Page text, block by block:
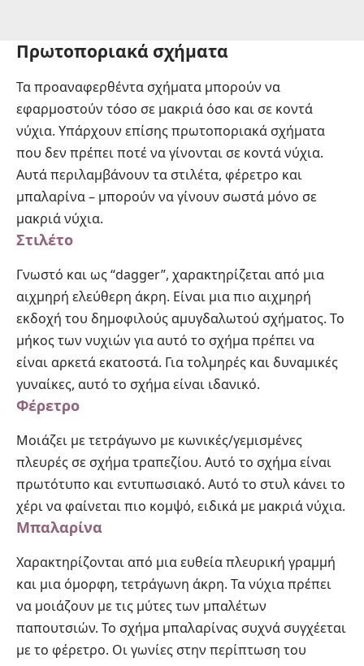
Πρωτοποριακά σχήματα
Τα προαναφερθέντα σχήματα μπορούν να
εφαρμοστούν τόσο σε μακριά όσο και σε κοντά
νύχια. Υπάρχουν επίσης πρωτοποριακά σχήματα
που δεν πρέπει ποτέ να γίνονται σε κοντά νύχια.
Αυτά περιλαμβάνουν τα στιλέτα, φέρετρο και
μπαλαρίνα – μπορούν να γίνουν σωστά μόνο σε
μακριά νύχια.
Στιλέτο
Γνωστό και ως “dagger”, χαρακτηρίζεται από μια
αιχμηρή ελεύθερη άκρη. Είναι μια πιο αιχμηρή
εκδοχή του δημοφιλούς αμυγδαλωτού σχήματος. Το
μήκος των νυχιών για αυτό το σχήμα πρέπει να
είναι αρκετά εκατοστά. Για τολμηρές και δυναμικές
γυναίκες, αυτό το σχήμα είναι ιδανικό.
Φέρετρο
Μοιάζει με τετράγωνο με κωνικές/γεμισμένες
πλευρές σε σχήμα τραπεζίου. Αυτό το σχήμα είναι
πρωτότυπο και εντυπωσιακό. Αυτό το στυλ κάνει το
χέρι να φαίνεται πιο κομψό, ειδικά με μακριά νύχια.
Μπαλαρίνα
Χαρακτηρίζονται από μια ευθεία πλευρική γραμμή
και μια όμορφη, τετράγωνη άκρη. Τα νύχια πρέπει
να μοιάζουν με τις μύτες των μπαλέτων
παπουτσιών. Το σχήμα μπαλαρίνας συχνά συγχέεται
με το φέρετρο. Οι γωνίες στην περίπτωση του